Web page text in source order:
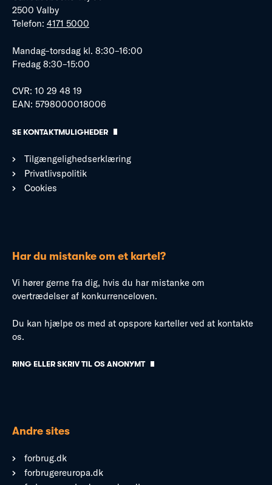
2500 Valby
Telefon: 4171 5000
Mandag–torsdag kl. 8:30–16:00
Fredag 8:30–15:00
CVR: 10 29 48 19
EAN: 5798000018006
SE KONTAKTMULIGHEDER
Tilgængelighedserklæring
Privatlivspolitik
Cookies
Har du mistanke om et kartel?
Vi hører gerne fra dig, hvis du har mistanke om
overtrædelser af konkurrenceloven.
Du kan hjælpe os med at opspore karteller ved at kontakte
os.
RING ELLER SKRIV TIL OS ANONYMT
Andre sites
forbrug.dk
forbrugereuropa.dk